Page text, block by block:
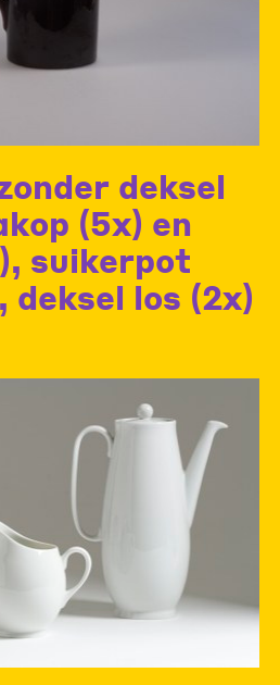
deksel
(5x) en
suikerpot
deksel los (2x)